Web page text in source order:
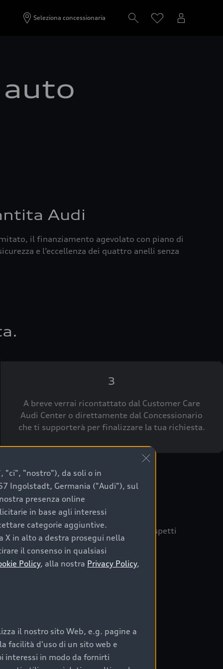
Seleziona concessionaria
Audi
il finanziamento agevolato con piano di
e l’eccellenza dei quattro anelli senza
3
A breve verrai ricontattato dal Customer Care
Audi Center o direttamente dal Concessionario
che ti supporterà per finalizzare la tua richiesta.
sicuro, è essenziale considerare aspetti
Prima Scelta :plus
nel tempo;
"ci", "nostro"), da soli o in
Ingolstadt, Germania ("Audi"), sul
presenza online
in base agli interessi
categorie aggiuntive.
in alto a destra prosegui nella
il consenso in qualsiasi
Policy, alla nostra Privacy Policy,
il nostro sito Web, e.g. pagine a
facilità d'uso di un sito web e
interessi in modo da fornirti